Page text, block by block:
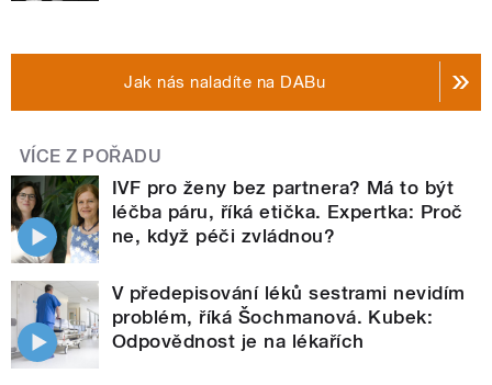
Jak nás naladíte na DABu
VÍCE Z POŘADU
IVF pro ženy bez partnera? Má to být
léčba páru, říká etička. Expertka: Proč
ne, když péči zvládnou?
V předepisování léků sestrami nevidím
problém, říká Šochmanová. Kubek:
Odpovědnost je na lékařích